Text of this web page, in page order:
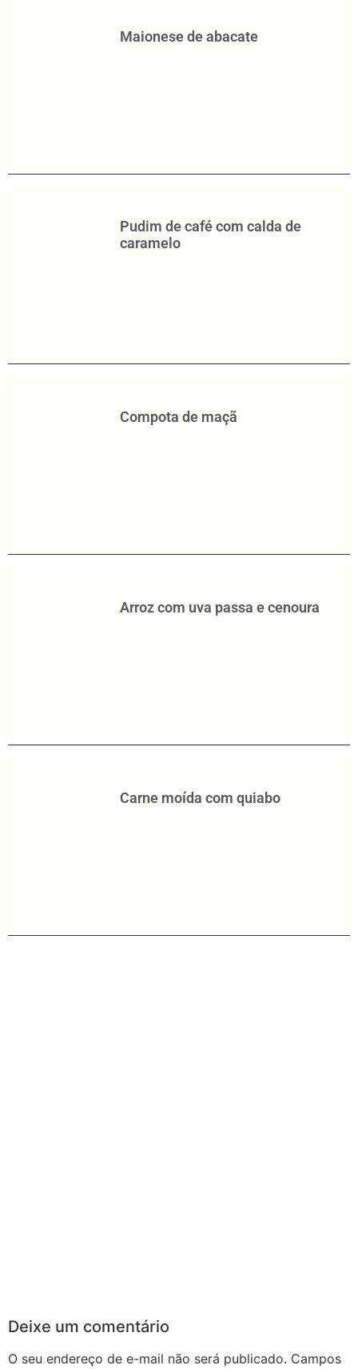
Maionese de abacate
Pudim de café com calda de
caramelo
Compota de maçã
Arroz com uva passa e cenoura
Carne moída com quiabo
Deixe um comentário
O seu endereço de e-mail não será publicado. Campos